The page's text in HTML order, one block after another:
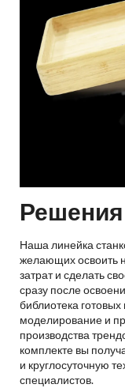
Наша линейка
желающих освоить
затрат и сделать
сразу после
библиотека
моделирование и
производства
комплекте вы
и круглосуточную
специалистов.